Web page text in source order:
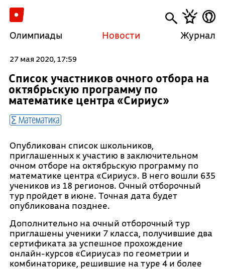
Олимпиады Новости Журнал
27 мая 2020, 17:59
Список участников очного отбора на
октябрьскую программу по
математике центра «Сириус»
Математика
Опубликован список школьников,
приглашенных к участию в заключительном
очном отборе на октябрьскую программу по
математике центра «Сириус». В него вошли 635
учеников из 18 регионов. Очный отборочный
тур пройдет в июне. Точная дата будет
опубликована позднее.
Дополнительно на очный отборочный тур
приглашены ученики 7 класса, получившие два
сертификата за успешное прохождение
онлайн-курсов «Сириуса» по геометрии и
комбинаторике, решившие на туре 4 и более